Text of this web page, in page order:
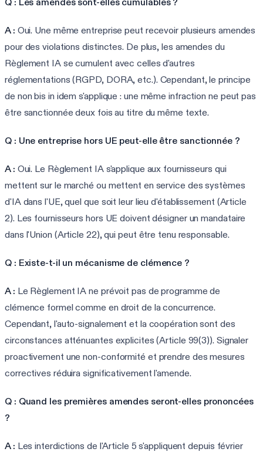
A : Oui. Une même entreprise peut recevoir plusieurs amendes
pour des violations distinctes. De plus, les amendes du
Règlement IA se cumulent avec celles d'autres
réglementations (RGPD, DORA, etc.). Cependant, le principe
de non bis in idem s'applique : une même infraction ne peut pas
être sanctionnée deux fois au titre du même texte.
Q : Une entreprise hors UE peut-elle être sanctionnée ?
A : Oui. Le Règlement IA s'applique aux fournisseurs qui
mettent sur le marché ou mettent en service des systèmes
d'IA dans l'UE, quel que soit leur lieu d'établissement (Article
2). Les fournisseurs hors UE doivent désigner un mandataire
dans l'Union (Article 22), qui peut être tenu responsable.
Q : Existe-t-il un mécanisme de clémence ?
A : Le Règlement IA ne prévoit pas de programme de
clémence formel comme en droit de la concurrence.
Cependant, l'auto-signalement et la coopération sont des
circonstances atténuantes explicites (Article 99(3)). Signaler
proactivement une non-conformité et prendre des mesures
correctives réduira significativement l'amende.
Q : Quand les premières amendes seront-elles prononcées
?
A : Les interdictions de l'Article 5 s'appliquent depuis février